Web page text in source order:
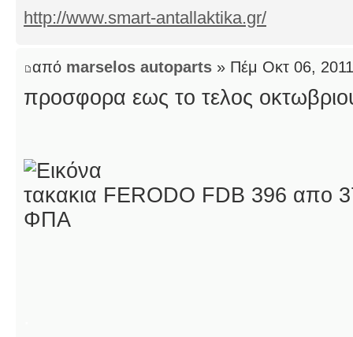
http://www.smart-antallaktika.gr/
από marselos autoparts » Πέμ Οκτ 06,
προσφορα εως το τελος
τακακια FERODO FDB 396 απο
ΦΠΑ